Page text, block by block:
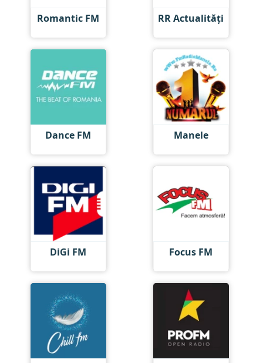
Romantic FM RR Actualități
Dance FM Manele
DiGi FM Focus FM